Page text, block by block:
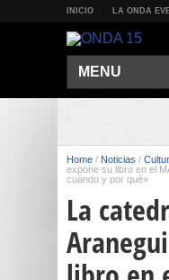
INICIO LA ONDA
MENU
Home / Noticias /
expone su libro en el
cuándo y por qué»
La